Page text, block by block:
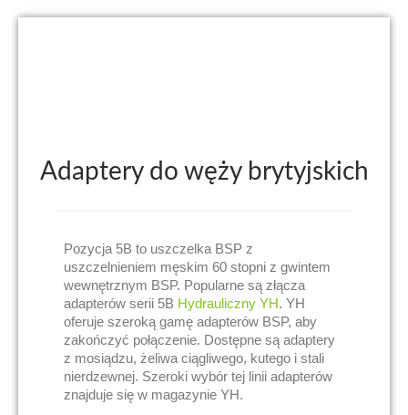
Adaptery do węży brytyjskich
Pozycja 5B to uszczelka BSP z
uszczelnieniem męskim 60 stopni z gwintem
wewnętrznym BSP. Popularne są złącza
adapterów serii 5B Hydrauliczny YH. YH
oferuje szeroką gamę adapterów BSP, aby
zakończyć połączenie. Dostępne są adaptery
z mosiądzu, żeliwa ciągliwego, kutego i stali
nierdzewnej. Szeroki wybór tej linii adapterów
znajduje się w magazynie YH.